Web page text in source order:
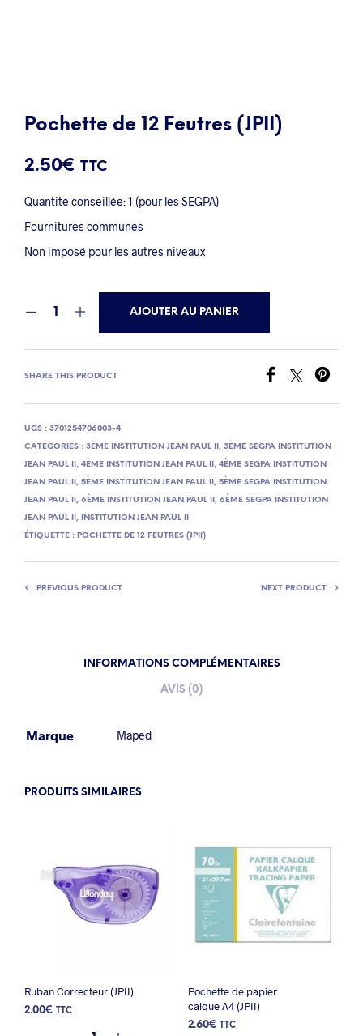
Pochette de 12 Feutres (JPII)
2.50€ TTC
Quantité conseillée: 1 (pour les SEGPA)
Fournitures communes
Non imposé pour les autres niveaux
AJOUTER AU PANIER
SHARE THIS PRODUCT
UGS : 3701254706003-4
CATÉGORIES : 3ÈME INSTITUTION JEAN PAUL II , 3ÈME SEGPA INSTITUTION
JEAN PAUL II , 4ÈME INSTITUTION JEAN PAUL II , 4ÈME SEGPA INSTITUTION
JEAN PAUL II , 5ÈME INSTITUTION JEAN PAUL II , 5ÈME SEGPA INSTITUTION
JEAN PAUL II , 6ÈME INSTITUTION JEAN PAUL II , 6ÈME SEGPA INSTITUTION
JEAN PAUL II ,
INSTITUTION JEAN PAUL II
ÉTIQUETTE : POCHETTE DE 12 FEUTRES (JPII)
PREVIOUS PRODUCT NEXT PRODUCT
INFORMATIONS COMPLÉMENTAIRES
AVIS (0)
Marque Maped
PRODUITS SIMILAIRES
Ruban Correcteur (JPII)
2.00€ TTC
Pochette de papier
calque A4 (JPII)
2.60€ TTC